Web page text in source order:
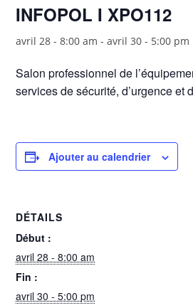
INFOPOL I XPO112
avril 28 - 8:00 am -avril 30 - 5:00 pm
Salon professionnel de
services de sécurité, d’urgence et
Ajouter au calendrier
DÉTAILS
Début :
avril 28 - 8:00 am
Fin :
avril 30 - 5:00 pm